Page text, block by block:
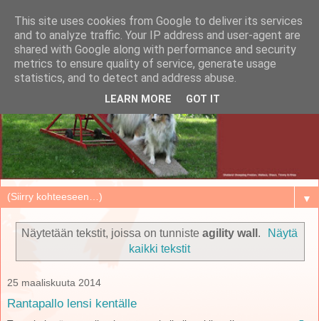
▼
Näytetään tekstit, joissa on tunniste agility wall .
Näytä
kaikki tekstit
25 maaliskuuta 2014
Rantapallo lensi kentälle
This site uses cookies from Google to deliver its services
and to analyze traffic. Your IP address and user-agent are
shared with Google along with performance and security
metrics to ensure quality of service, generate usage
statistics, and to detect and address abuse.
LEARN MORE GOT IT